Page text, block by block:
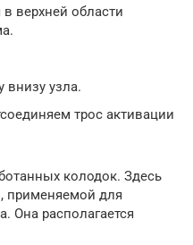
в верхней области
внизу узла.
трос активации
колодок. Здесь
применяемой для
Она располагается